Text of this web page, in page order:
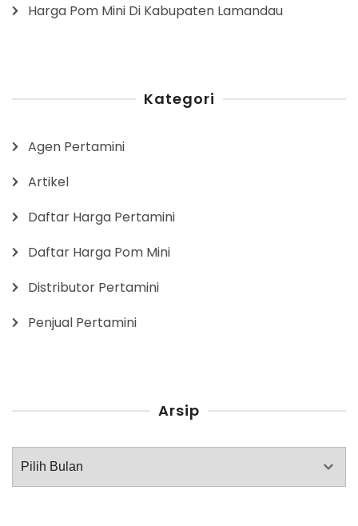
Harga Pom Mini Di Kabupaten Lamandau
Kategori
Agen Pertamini
Artikel
Daftar Harga Pertamini
Daftar Harga Pom Mini
Distributor Pertamini
Penjual Pertamini
Arsip
Arsip